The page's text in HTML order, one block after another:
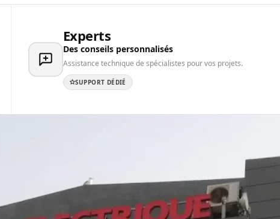
Experts
Des conseils personnalisés
Assistance technique de spécialistes pour vos projets.
SUPPORT DÉDIÉ